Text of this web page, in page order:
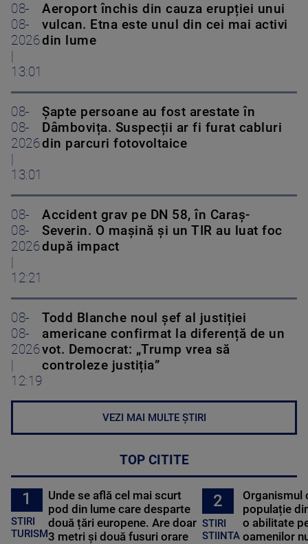
08-
08-
2026
|
13:01
Aeroport închis din cauza erupției unui
vulcan. Etna este unul din cei mai activi
din lume
08-
08-
2026
|
13:01
Șapte persoane au fost arestate în
Dâmbovița. Suspecții ar fi furat cabluri
din parcuri fotovoltaice
08-
08-
2026
|
12:21
Accident grav pe DN 58, în Caraș-
Severin. O mașină și un TIR au luat foc
după impact
08-
08-
2026
|
12:19
Todd Blanche noul șef al justiției
americane confirmat la diferență de un
vot. Democrat: „Trump vrea să
controleze justiția”
VEZI MAI MULTE ȘTIRI
TOP CITITE
1
STIRI
TURISM
Unde se află cel mai scurt
pod din lume care desparte
două țări europene. Are doar
3 metri și două fusuri orare
2
STIRI
STIINTA
Organismul
populație
o abilitate
oamenilor